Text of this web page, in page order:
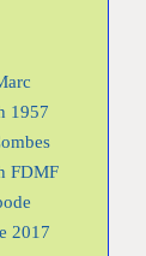
1957
FDMF
2017